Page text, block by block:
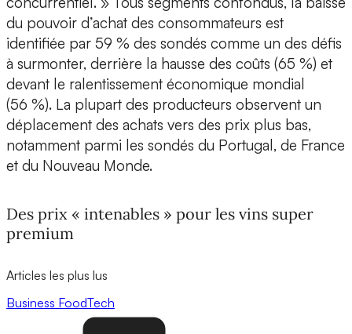
du pouvoir d’achat des consommateurs est
identifiée par 59 % des sondés comme un des défis
à surmonter, derrière la hausse des coûts (65 %) et
devant le ralentissement économique mondial
(56 %). La plupart des producteurs observent un
déplacement des achats vers des prix plus bas,
notamment parmi les sondés du Portugal, de France
et du Nouveau Monde.
Des prix « intenables » pour les vins super
premium
Articles les plus lus
Business FoodTech